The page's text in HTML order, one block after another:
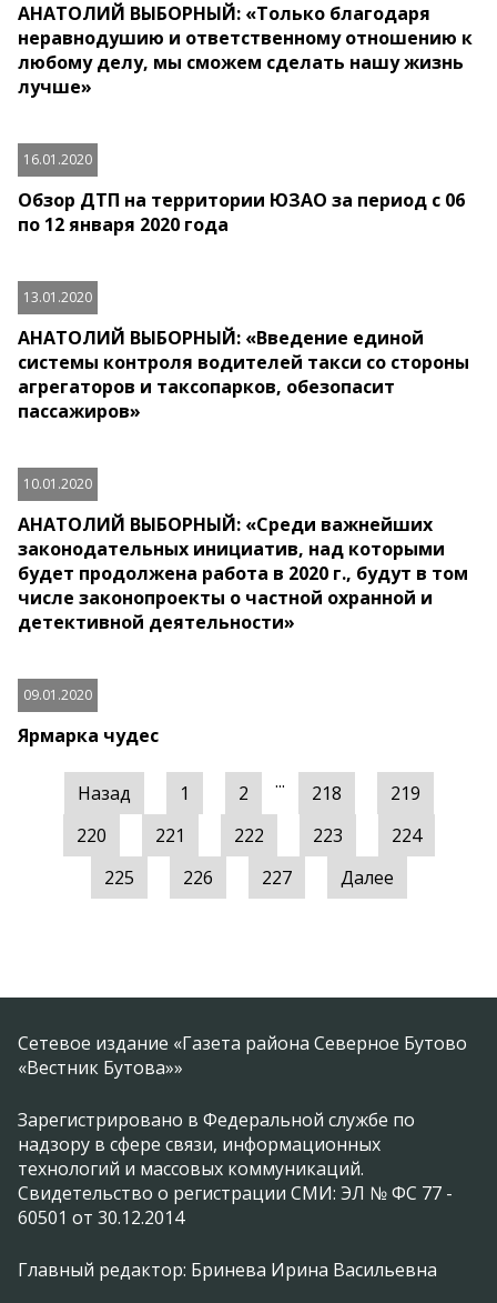
АНАТОЛИЙ ВЫБОРНЫЙ: «Только благодаря
неравнодушию и ответственному отношению к
любому делу, мы сможем сделать нашу жизнь
лучше»
16.01.2020
Обзор ДТП на территории ЮЗАО за период с 06
по 12 января 2020 года
13.01.2020
АНАТОЛИЙ ВЫБОРНЫЙ: «Введение единой
системы контроля водителей такси со стороны
агрегаторов и таксопарков, обезопасит
пассажиров»
10.01.2020
АНАТОЛИЙ ВЫБОРНЫЙ: «Среди важнейших
законодательных инициатив, над которыми
будет продолжена работа в 2020 г., будут в том
числе законопроекты о частной охранной и
детективной деятельности»
09.01.2020
Ярмарка чудес
Назад 1 2 ... 218
219
220
221 222 223
224
225
226 227 Далее
Сетевое издание «Газета района Северное Бутово
«Вестник Бутова»»
Зарегистрировано в Федеральной службе по
надзору в сфере связи, информационных
технологий и массовых коммуникаций.
Свидетельство о регистрации СМИ: ЭЛ № ФС 77 -
60501 от 30.12.2014
Главный редактор: Бринева Ирина Васильевна